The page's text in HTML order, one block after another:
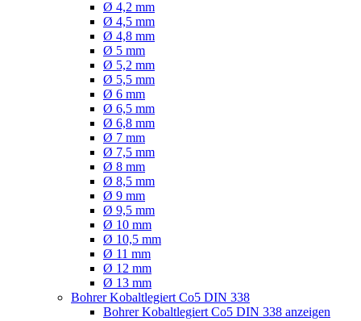
Ø 4,2 mm
Ø 4,5 mm
Ø 4,8 mm
Ø 5 mm
Ø 5,2 mm
Ø 5,5 mm
Ø 6 mm
Ø 6,5 mm
Ø 6,8 mm
Ø 7 mm
Ø 7,5 mm
Ø 8 mm
Ø 8,5 mm
Ø 9 mm
Ø 9,5 mm
Ø 10 mm
Ø 10,5 mm
Ø 11 mm
Ø 12 mm
Ø 13 mm
Bohrer Kobaltlegiert Co5 DIN 338
Bohrer Kobaltlegiert Co5 DIN 338 anzeigen